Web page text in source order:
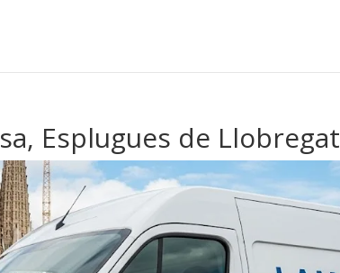
Esplugues de Llobregat